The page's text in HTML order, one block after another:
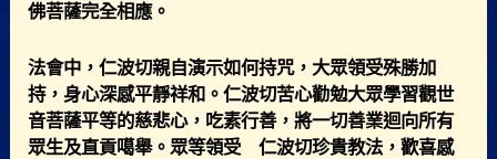
佛菩薩完全相應。
法會中，仁波切親自演示如何持咒，大眾領受殊勝加
持，身心深感平靜祥和。仁波切苦心勸勉大眾學習觀世
音菩薩平等的慈悲心，吃素行善，將一切善業迴向所有
眾生及直貢噶舉。眾等領受 仁波切珍貴教法，歡喜感